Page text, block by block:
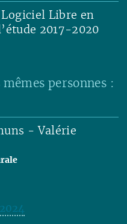
Libre en
2017-2020
personnes :
- Valérie